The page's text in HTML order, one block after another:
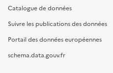
Catalogue de données
Suivre les publications des données
Portail des données européennes
schema.data.gouv.fr